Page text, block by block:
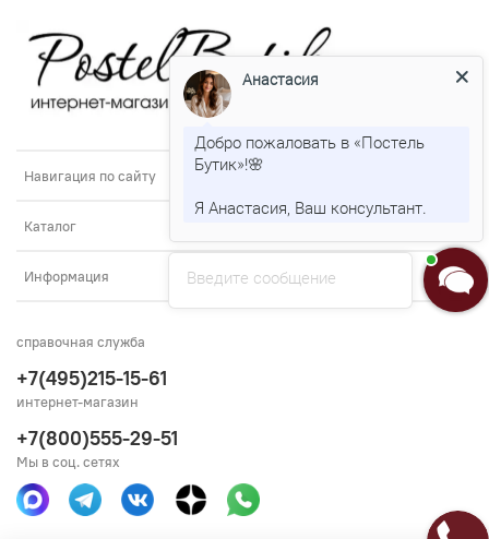
Навигация по сайту
Каталог
Информация
справочная служба
+7(495)215-15-61
интернет-магазин
+7(800)555-29-51
Мы в соц. сетях
Введите сообщение
Анастасия
Добро пожаловать в «Постель
Бутик»!🌸
Я Анастасия, Ваш консультант.